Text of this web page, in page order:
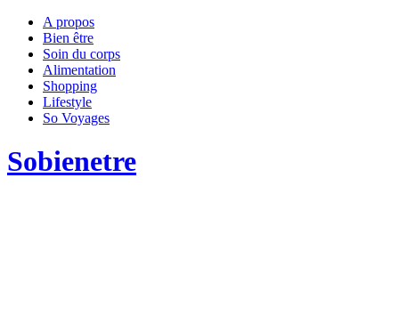
A propos
Bien être
Soin du corps
Alimentation
Shopping
Lifestyle
So Voyages
Sobienetre